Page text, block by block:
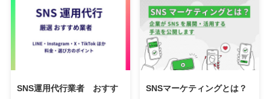
SNS運用代行業者 おすす
SNSマーケティングとは？